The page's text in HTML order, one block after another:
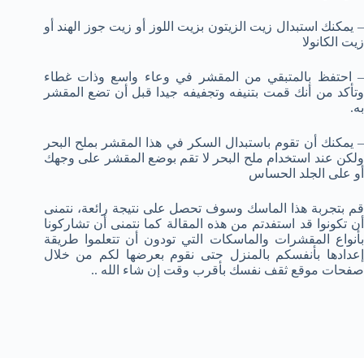
– يمكنك استبدال زيت الزيتون بزيت اللوز أو زيت جوز الهند أو
زيت الكانولا
– احتفظ بالمتبقي من المقشر في وعاء واسع وذات غطاء
وتأكد من أنك قمت بتنيفه وتجفيفه جيدا قبل أن تضع المقشر
به.
– يمكنك أن تقوم باستبدال السكر في هذا المقشر بملح البحر
ولكن عند استخدام ملح البحر لا تقم بوضع المقشر على وجهك
أو على الجلد الحساس
قم بتجربة هذا الماسك وسوف تحصل على نتيجة رائعة، نتمنى
أن تكونوا قد استفدتم من هذه المقالة كما نتمنى أن تشاركونا
بأنواع المقشرات والماسكات التي تودون أن تتعلموا طريقة
إعدادها بأنفسكم بالمنزل حتى نقوم بعرضها لكم من خلال
صفحات موقع ثقف نفسك بأقرب وقت إن شاء الله ..